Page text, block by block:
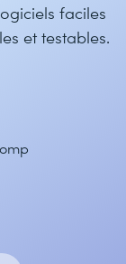
faciles
et testables.